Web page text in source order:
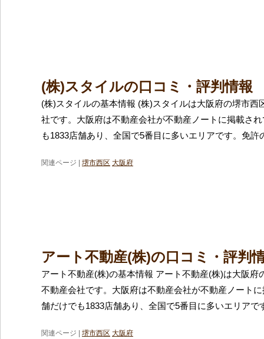
(株)スタイルの口コミ・評判情報
(株)スタイルの基本情報 (株)スタイルは大阪府の堺市西
社です。大阪府は不動産会社が不動産ノートに掲載さ
も1833店舗あり、全国で5番目に多いエリアです。免許
関連ページ | 堺市西区 大阪府
アート不動産(株)の口コミ・評判
アート不動産(株)の基本情報 アート不動産(株)は大阪府
不動産会社です。大阪府は不動産会社が不動産ノート
舗だけでも1833店舗あり、全国で5番目に多いエリアで
関連ページ | 堺市西区 大阪府